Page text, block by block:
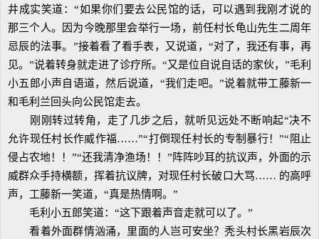
井成实笑道：“如果你们要去公民馆的话，可以遇到我刚才说的
那三个人。因为今晚那里会举行一场，前任村长龟山先生二周年
忌辰的法事。”接着看了看手表，又说道，“对了，我还有事，再
见。”说着转身就走进了诊疗所。“又是位自说自话的家伙，”毛利
小五郎小声自语道，然后说道，“我们走吧。”说着就带工藤新一
和毛利兰回头向公民馆走去。
刚刚转过转角，走了几步之后，就听见远处不断响起“决不
允许现任村长作威作福……”“打倒现任村长的专制暴行！”“阻止
侵占农地！！”“还我清净渔场！！”阵阵吵耳的抗议声，外面的示
威群众手持横额，挥着抗议牌，对现任村长破口大骂…… 的高呼
声，工藤新一笑道，“真是热情啊。”
毛利小五郎笑道：“这下跟着声音走就可以了。”
看着外面群情汹涌，里面的人岂可安坐？秃头村长黑岩辰次